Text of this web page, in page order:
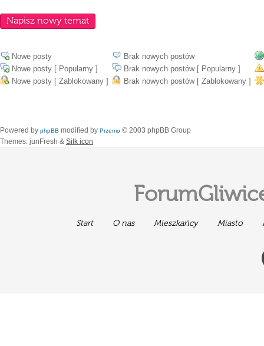
Napisz nowy temat
Nowe posty
Brak nowych postów
Nowe posty [ Popularny ]
Brak nowych postów [ Popularny ]
Nowe posty [ Zablokowany ]
Brak nowych postów [ Zablokowany ]
Powered by phpBB modified by Przemo © 2003 phpBB Group
Themes: junFresh & Silk icon
Start O nas Mieszkańcy Miasto